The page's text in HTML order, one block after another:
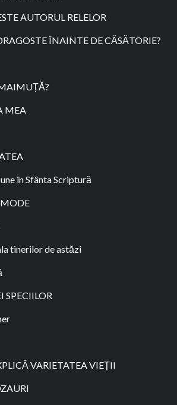
AUTORUL RELELOR
ÎNAINTE DE CĂSĂTORIE?
MEA
în Sfânta Scriptură
tinerilor de astăzi
SPECIILOR
VARIETATEA VIEȚII